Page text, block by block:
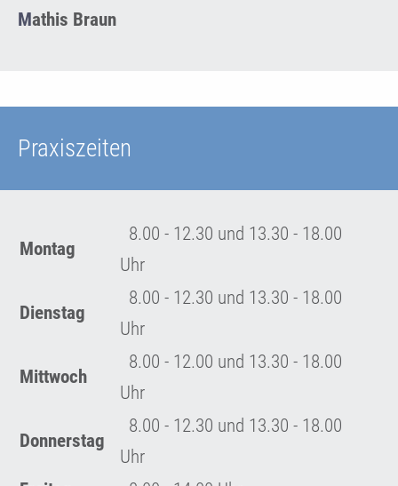
Mathis Braun
Praxiszeiten
Montag
8.00 - 12.30 und 13.30 - 18.00
Uhr
Dienstag
8.00 - 12.30 und 13.30 - 18.00
Uhr
Mittwoch
8.00 - 12.00 und 13.30 - 18.00
Uhr
Donnerstag
8.00 - 12.30 und 13.30 - 18.00
Uhr